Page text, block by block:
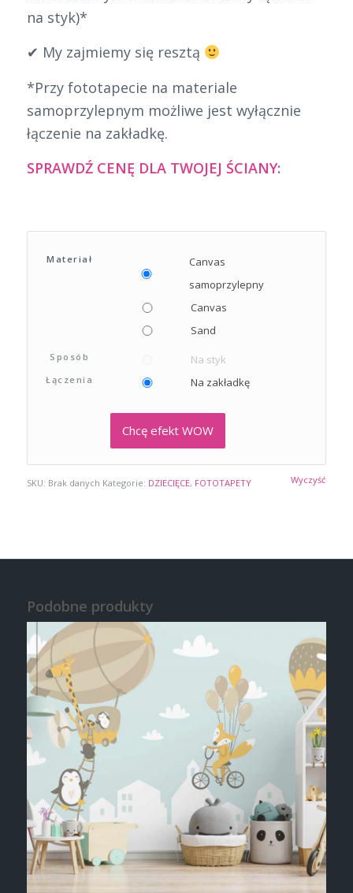
na styk)*
✔ My zajmiemy się resztą
*Przy fototapecie na materiale
samoprzylepnym możliwe jest wyłącznie
łączenie na zakładkę.
SPRAWDŹ CENĘ DLA TWOJEJ ŚCIANY:
Materiał
Canvas
samoprzylepny
Canvas
Sand
Sposób
Łączenia
Na styk
Na zakładkę
Wyczyść
Chcę efekt WOW
SKU: Brak danych Kategorie: DZIECIĘCE, FOTOTAPETY
Podobne produkty